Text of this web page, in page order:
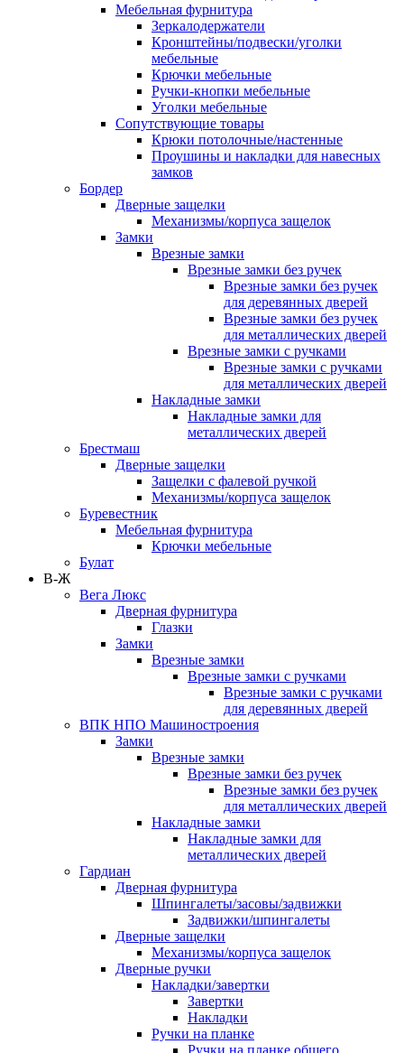
Мебельная фурнитура
Зеркалодержатели
Кронштейны/подвески/уголки
мебельные
Крючки мебельные
Ручки-кнопки мебельные
Уголки мебельные
Сопутствующие товары
Крюки потолочные/настенные
Проушины и накладки для навесных
замков
Бордер
Дверные защелки
Механизмы/корпуса защелок
Замки
Врезные замки
Врезные замки без ручек
Врезные замки без ручек
для деревянных дверей
Врезные замки без ручек
для металлических дверей
Врезные замки с ручками
Врезные замки с ручками
для металлических дверей
Накладные замки
Накладные замки для
металлических дверей
Брестмаш
Дверные защелки
Защелки с фалевой ручкой
Механизмы/корпуса защелок
Буревестник
Мебельная фурнитура
Крючки мебельные
Булат
В-Ж
Вега Люкс
Дверная фурнитура
Глазки
Замки
Врезные замки
Врезные замки с ручками
Врезные замки с ручками
для деревянных дверей
ВПК НПО Машиностроения
Замки
Врезные замки
Врезные замки без ручек
Врезные замки без ручек
для металлических дверей
Накладные замки
Накладные замки для
металлических дверей
Гардиан
Дверная фурнитура
Шпингалеты/засовы/задвижки
Задвижки/шпингалеты
Дверные защелки
Механизмы/корпуса защелок
Дверные ручки
Накладки/завертки
Завертки
Накладки
Ручки на планке